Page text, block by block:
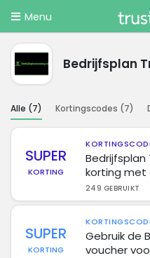
Menu
Bedrijfsplan
Alle (7) Kortingscodes (7)
SUPER
KORTING
Bedrijfsplan
korting met
249 GEBRUIKT
SUPER
KORTING
Gebruik de
voucher